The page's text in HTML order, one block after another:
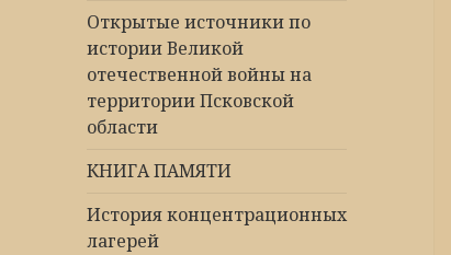
Открытые источники по
истории Великой
отечественной войны на
территории Псковской
области
КНИГА ПАМЯТИ
История концентрационных
лагерей